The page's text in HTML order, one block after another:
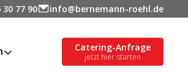
30 77 90 info@bernemann-roehl.de
Catering-Anfrage
jetzt hier starten